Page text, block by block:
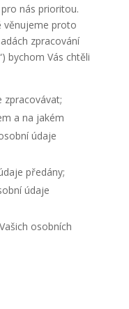
nás prioritou.
věnujeme proto
zpracování
bychom Vás chtěli
zpracovávat;
a na jakém
údaje
předány;
údaje
osobních